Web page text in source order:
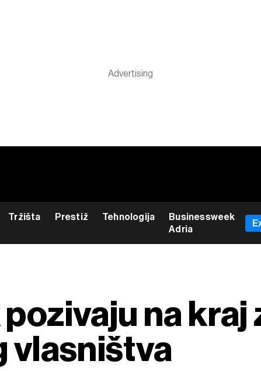
Tržišta Prestiž Tehnologija
Businessweek
Adria
na
vlasništva